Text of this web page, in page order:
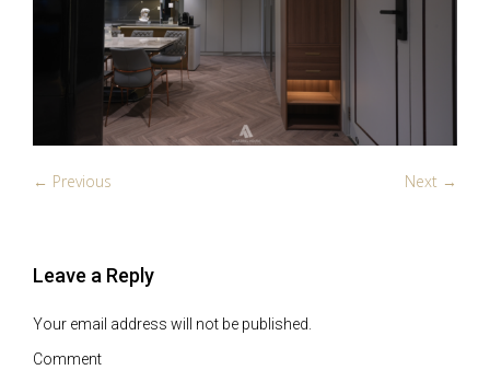
← Previous Next →
Leave a Reply
Your email address will not be published.
Comment